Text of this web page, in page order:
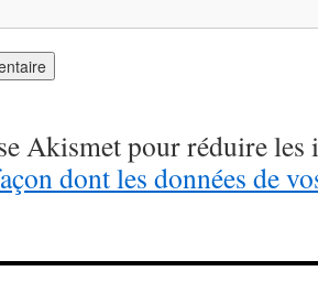
Akismet pour réduire les
dont les données de